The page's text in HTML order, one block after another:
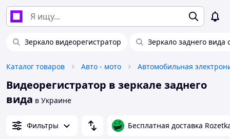
Зеркало видеорегистратор Зеркало заднего
Каталог товаров Авто - мото Автомобильная
Видеорегистратор в зеркале заднего
вида в Украине
Фильтры Бесплатная доставка